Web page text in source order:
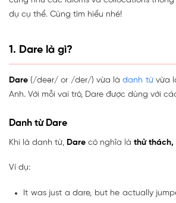
dụ cụ thể. Cùng tìm hiểu nhé!
1. Dare là gì?
Dare(/deər/ or /der/) vừa làdanh từvừa
Anh. Với mỗi vai trò, Dare được dùng với
Danh từ Dare
Khi là danh từ, Dare có nghĩa là thử thách,
Ví dụ:
It was just a dare, but he actually